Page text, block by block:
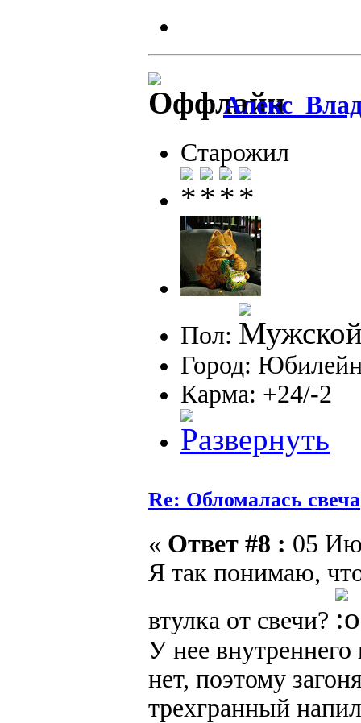
Старожил
Пол:
Город:
Карма: +24/-2
Re: Обломалась свеча
« Ответ #8 : 05
Я так понимаю, что
втулка от свечи?
У нее
нет, поэтому
трехгранный